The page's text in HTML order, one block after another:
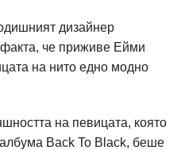
дизайнер
че приживе Ейми
на нито едно модно
на певицата, която
Back To Black, беше